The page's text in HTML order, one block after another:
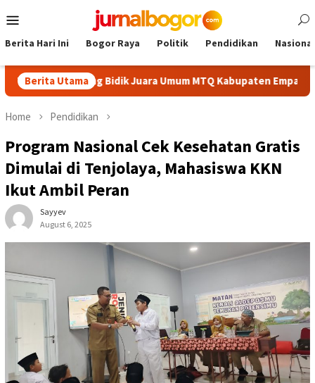
to
Menu
Berita Hari Ini Bogor Raya Politik Pendidikan Nasional
Berita Utama
Bidik Juara Umum MTQ Kabupaten Empat Kali
Home Pendidikan
Program Nasional Cek Kesehatan Gratis
Dimulai di Tenjolaya, Mahasiswa KKN
Ikut Ambil Peran
Sayyev
August 6, 2025